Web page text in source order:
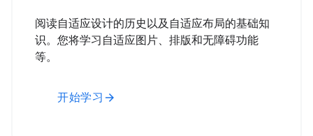
阅读自适应设计的历史以及自适应布局的基础知
识。您将学习自适应图片、排版和无障碍功能
等。
开始学习 arrow_forward